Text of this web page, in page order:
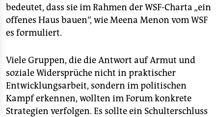
bedeutet, dass sie im Rahmen der WSF-Charta „ein
offenes Haus bauen“, wie Meena Menon vom WSF
es formuliert.
Viele Gruppen, die die Antwort auf Armut und
soziale Widersprüche nicht in praktischer
Entwicklungsarbeit, sondern im politischen
Kampf erkennen, wollten im Forum konkrete
Strategien verfolgen. Es sollte ein Schulterschluss